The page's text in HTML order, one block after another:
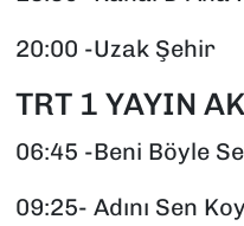
20:00 -Uzak Şehir
TRT 1 YAYIN
06:45 -Beni Böyle
09:25- Adını Sen Koy